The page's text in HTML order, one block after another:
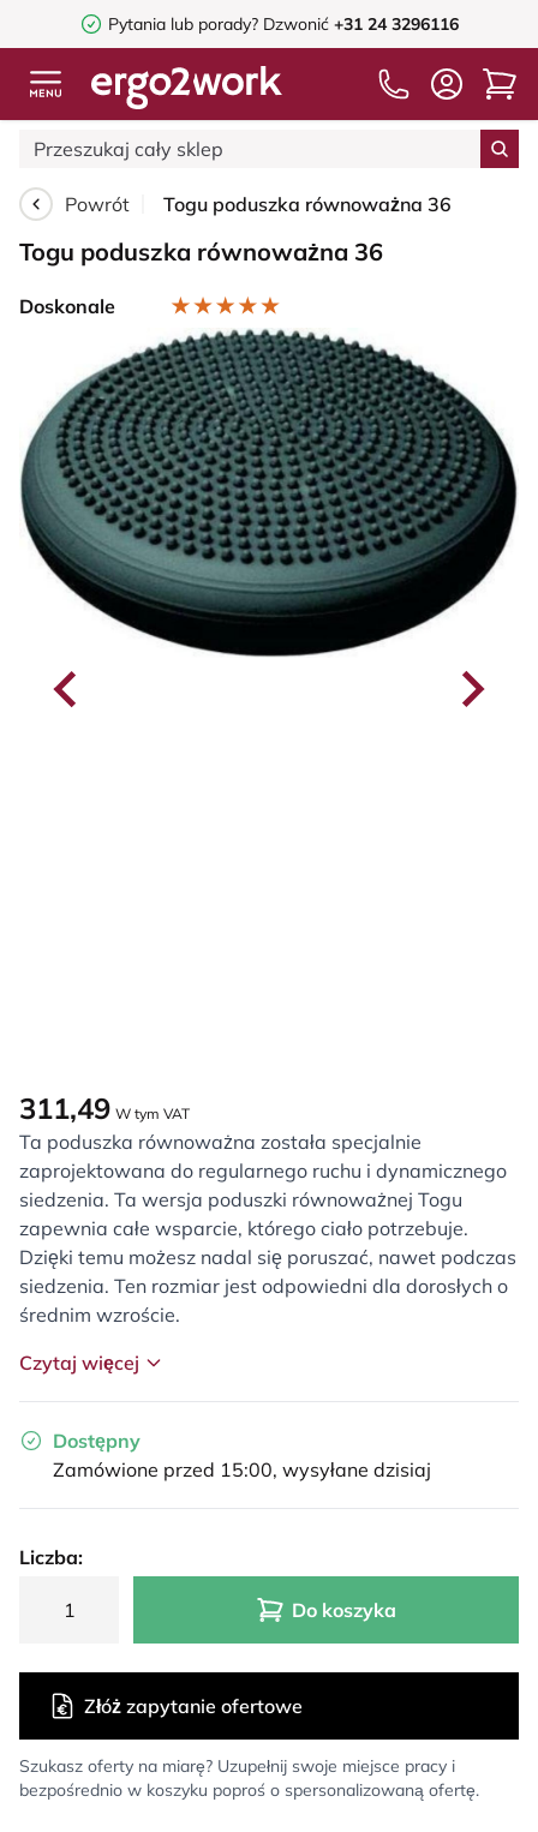
Pytania lub porady? Dzwonić +31 24 3296116
Powrót Togu poduszka równoważna 36
Togu poduszka równoważna 36
Doskonale
311,49 W tym VAT
Ta poduszka równoważna została specjalnie
zaprojektowana do regularnego ruchu i dynamicznego
siedzenia. Ta wersja poduszki równoważnej Togu
zapewnia całe wsparcie, którego ciało potrzebuje.
Dzięki temu możesz nadal się poruszać, nawet podczas
siedzenia. Ten rozmiar jest odpowiedni dla dorosłych o
średnim wzroście.
Czytaj więcej
Dostępny
Zamówione przed 15:00, wysyłane dzisiaj
Liczba:
Do koszyka
Szukasz oferty na miarę? Uzupełnij swoje miejsce pracy i
bezpośrednio w koszyku poproś o spersonalizowaną ofertę.
Złóż zapytanie ofertowe